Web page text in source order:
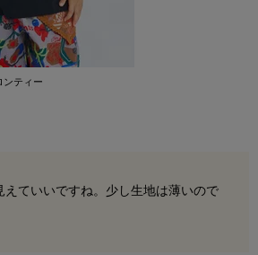
ンティー
えていいですね。少し生地は薄いので